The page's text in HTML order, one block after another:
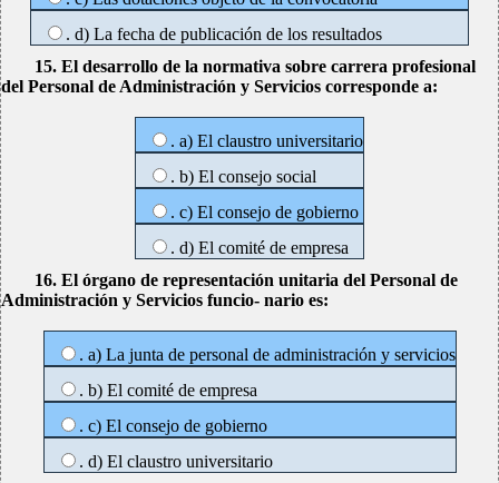
. d) La fecha de publicación de los resultados
15. El desarrollo de la normativa sobre carrera profesional
del Personal de Administración y Servicios corresponde a:
. a) El claustro universitario
. b) El consejo social
. c) El consejo de gobierno
. d) El comité de empresa
16. El órgano de representación unitaria del Personal de
Administración y Servicios funcio- nario es:
. a) La junta de personal de administración y servicios
. b) El comité de empresa
. c) El consejo de gobierno
. d) El claustro universitario